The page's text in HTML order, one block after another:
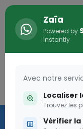
Zaïa
Powered by
instantly
Avec notre
Localiser
Trouvez les
Vérifier la